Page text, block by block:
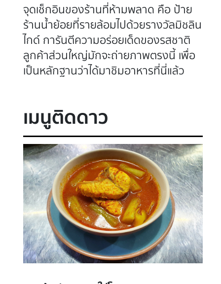
จุดเช็กอินของร้านที่ห้ามพลาด คือ ป้าย
ร้านน้ำย้อยที่รายล้อมไปด้วยรางวัลมิชลิน
ไกด์ การันตีความอร่อยเด็ดของรสชาติ
ลูกค้าส่วนใหญ่มักจะถ่ายภาพตรงนี้ เพื่อ
เป็นหลักฐานว่าได้มาชิมอาหารที่นี่แล้ว
เมนูติดดาว